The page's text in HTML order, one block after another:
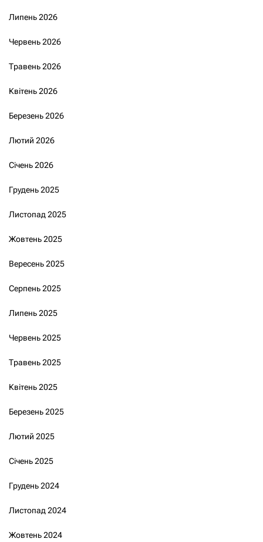
Липень 2026
Червень 2026
Травень 2026
Квітень 2026
Березень 2026
Лютий 2026
Січень 2026
Грудень 2025
Листопад 2025
Жовтень 2025
Вересень 2025
Серпень 2025
Липень 2025
Червень 2025
Травень 2025
Квітень 2025
Березень 2025
Лютий 2025
Січень 2025
Грудень 2024
Листопад 2024
Жовтень 2024